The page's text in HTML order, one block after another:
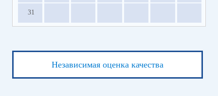
31
Независимая оценка качества